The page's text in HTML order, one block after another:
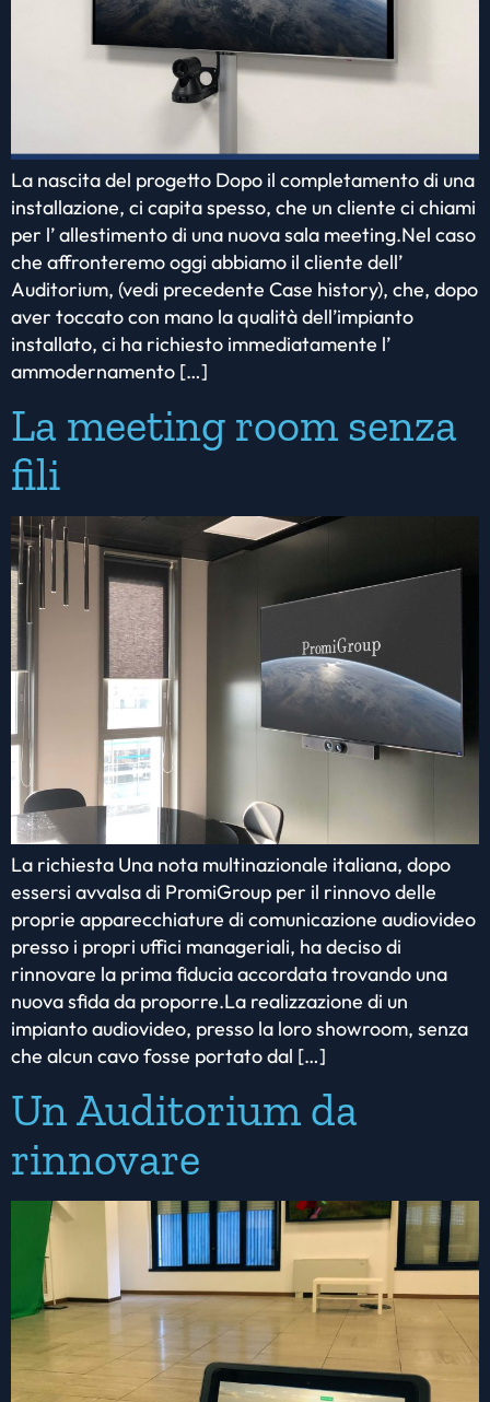
La nascita del progetto Dopo il completamento di una
installazione, ci capita spesso, che un cliente ci chiami
per l’ allestimento di una nuova sala meeting.Nel caso
che affronteremo oggi abbiamo il cliente dell’
Auditorium, (vedi precedente Case history), che, dopo
aver toccato con mano la qualità dell’impianto
installato, ci ha richiesto immediatamente l’
ammodernamento […]
La meeting room senza
fili
La richiesta Una nota multinazionale italiana, dopo
essersi avvalsa di PromiGroup per il rinnovo delle
proprie apparecchiature di comunicazione audiovideo
presso i propri uffici manageriali, ha deciso di
rinnovare la prima fiducia accordata trovando una
nuova sfida da proporre.La realizzazione di un
impianto audiovideo, presso la loro showroom, senza
che alcun cavo fosse portato dal […]
Un Auditorium da
rinnovare